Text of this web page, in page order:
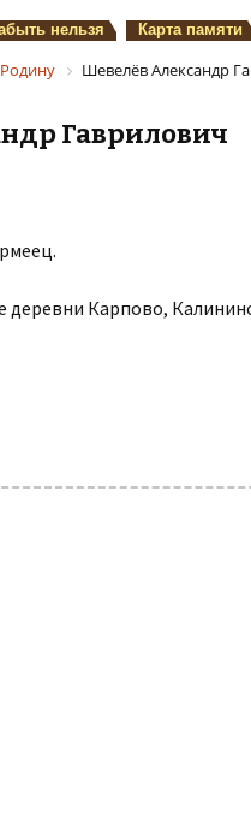
нельзя Карта памяти
Шевелёв Александр
Гаврилович
деревни Карпово,